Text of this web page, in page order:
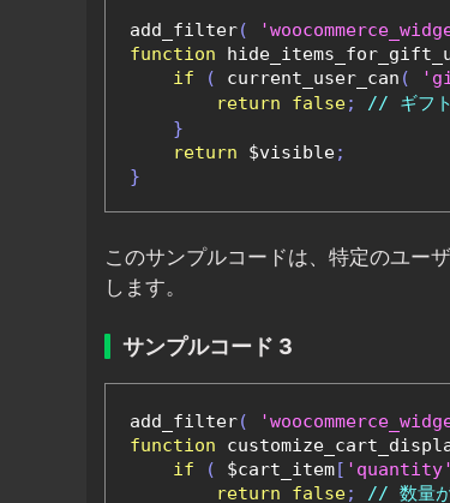
add_filter(
function
if
( current_user_can (
return
false;
// ギフト
}
return $visible;
}
このサンプルコードは、特定のユー
します。
サンプルコード 3
add_filter(
function
if
( $cart_item[ 'quantity'
return
false;
// 数量が